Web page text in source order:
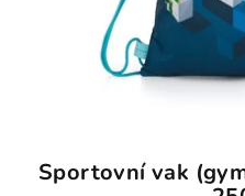
Sportovní vak